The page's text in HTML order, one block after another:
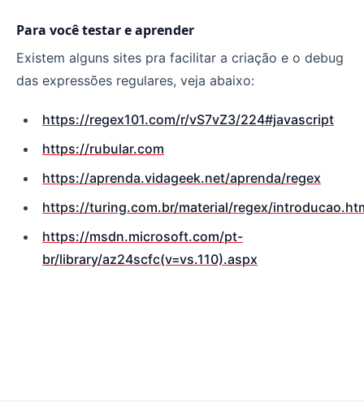
Para você testar e aprender
Existem alguns sites pra facilitar a criação e o debug
das expressões regulares, veja abaixo:
https://regex101.com/r/vS7vZ3/224#javascript
https://rubular.com
https://aprenda.vidageek.net/aprenda/regex
https://turing.com.br/material/regex/
https://msdn.microsoft.com/pt-
br/library/az24scfc(v=vs.110).aspx